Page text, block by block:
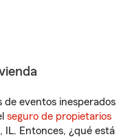
de eventos inesperados
seguro de propietarios
IL. Entonces, ¿qué está